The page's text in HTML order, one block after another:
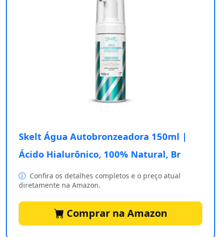
Skelt Água Autobronzeadora 150ml |
Ácido Hialurônico, 100% Natural, Br
Confira os detalhes completos e o preço atual
diretamente na Amazon.
Comprar na Amazon